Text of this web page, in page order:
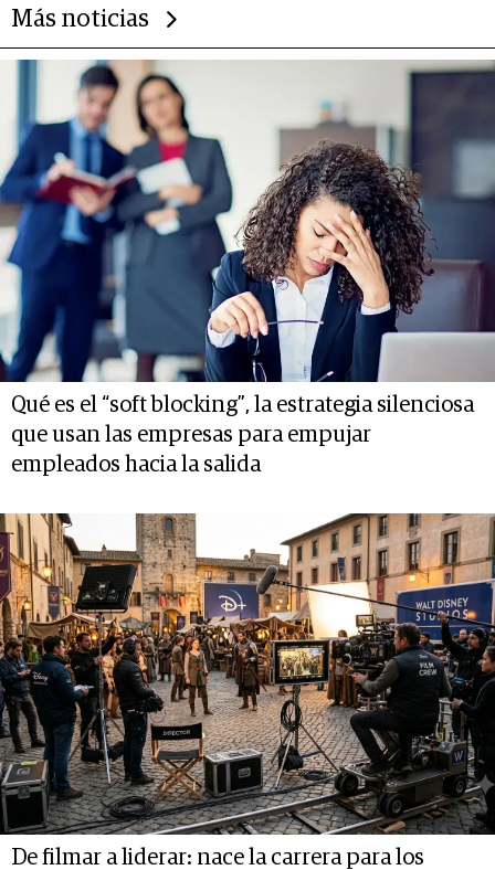
Más noticias
Qué es el “soft blocking”, la estrategia silenciosa
que usan las empresas para empujar
empleados hacia la salida
De filmar a liderar: nace la carrera para los